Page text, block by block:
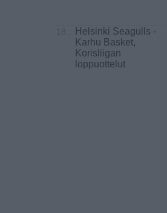
Helsinki Seagulls -
Karhu Basket,
Korisliigan
loppuottelut